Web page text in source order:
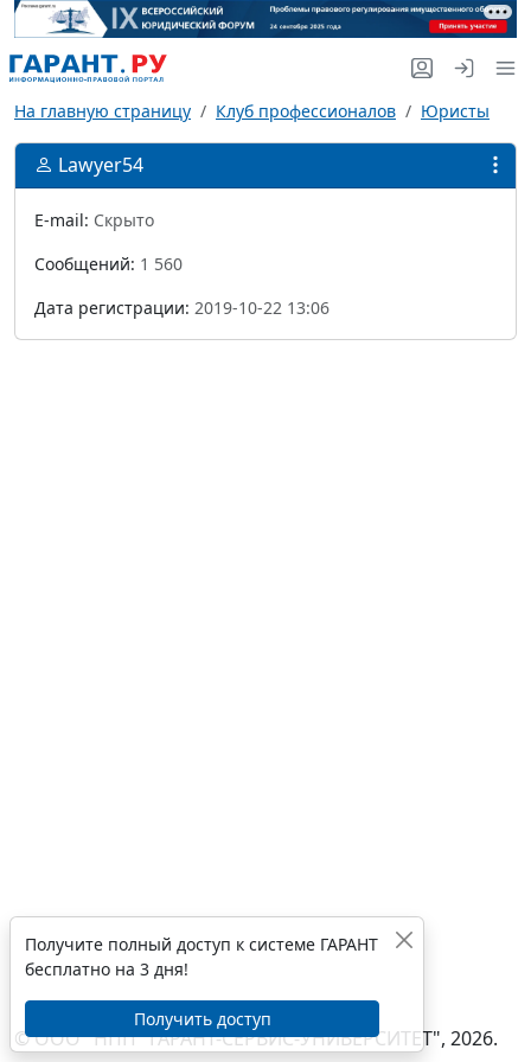
На главную страницу Клуб профессионалов Юристы
Lawyer54
E-mail: Скрыто
Сообщений: 1 560
Дата регистрации: 2019-10-22 13:06
© ООО "НПП "ГАРАНТ-СЕРВИС-УНИВЕРСИТЕТ", 2026.
Получите полный доступ к системе ГАРАНТ
бесплатно на 3 дня!
Получить доступ